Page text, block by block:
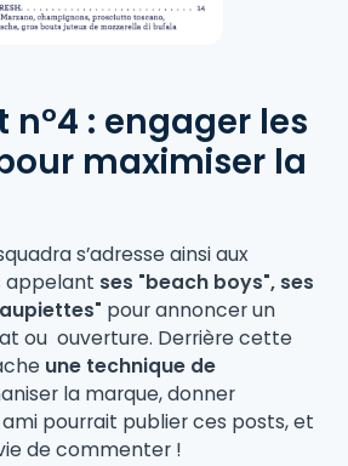
n°4 : engager les
maximiser la
s’adresse ainsi aux
appelant ses "beach boys", ses
pour annoncer un
ou ouverture. Derrière cette
une technique de
la marque, donner
pourrait publier ces posts, et
de commenter !